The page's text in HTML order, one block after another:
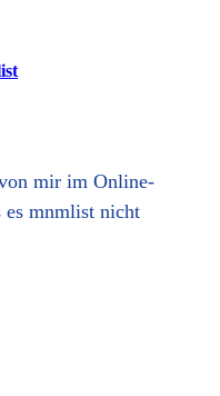
mir im Online-
es mnmlist nicht